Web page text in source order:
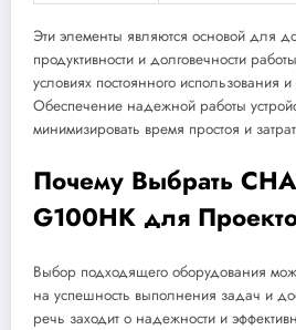
Эти элементы являются основой для
продуктивности и долговечности
условиях постоянного использования
Обеспечение надежной работы
минимизировать время простоя и
Почему Выбрать
G100HK для
Выбор подходящего оборудования
на успешность выполнения задач и
речь заходит о надежности и